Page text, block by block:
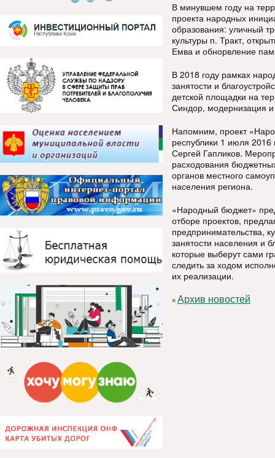
В минувшем году на
проекта народных
образования: уличный
культуры п. Тракт,
Емва и обнорвление
В 2018 году рамках
занятости и
детской площадки на
Синдор, модернизация
Напомним, проект
республики 1 июля 2016
Сергей Гапликов.
расходования
органов местного
населения региона.
«Народный бюджет»
отборе проектов,
предпринимательства,
занятости населения и
которые выберут сами
следить за ходом
их реализации.
«Архив новостей